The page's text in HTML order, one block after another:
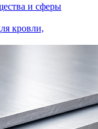
и сферы
кровли,